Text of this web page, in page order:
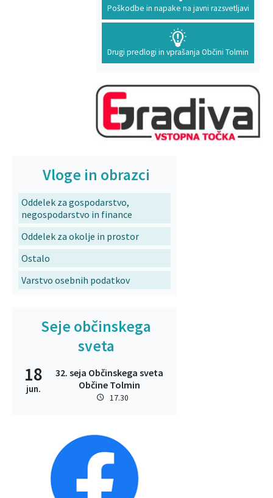
Poškodbe in napake na javni razsvetljavi
Drugi predlogi in vprašanja Občini Tolmin
Vloge in obrazci
Oddelek za gospodarstvo,
negospodarstvo in finance
Oddelek za okolje in prostor
Ostalo
Varstvo osebnih podatkov
Seje občinskega
sveta
18
jun.
32. seja Občinskega sveta
Občine Tolmin
17.30